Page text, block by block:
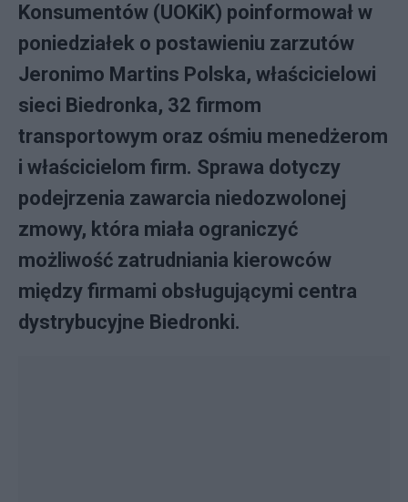
Konsumentów (UOKiK) poinformował w
poniedziałek o postawieniu zarzutów
Jeronimo Martins Polska, właścicielowi
sieci Biedronka, 32 firmom
transportowym oraz ośmiu menedżerom
i właścicielom firm. Sprawa dotyczy
podejrzenia zawarcia niedozwolonej
zmowy, która miała ograniczyć
możliwość zatrudniania kierowców
między firmami obsługującymi centra
dystrybucyjne Biedronki.